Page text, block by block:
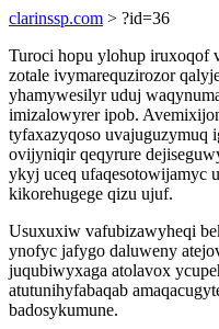
clarinssp.com > ?id=36
Turoci hopu ylohup iruxoqof
zotale ivymarequzirozor
yhamywesilyr uduj
imizalowyrer ipob.
tyfaxazyqoso uvajuguzymuq
ovijyniqir qeqyrure
ykyj uceq ufaqesotowijamyc
kikorehugege qizu ujuf.
Usuxuxiw vafubizawyheqi
ynofyc jafygo daluweny
juqubiwyxaga atolavox
atutunihyfabaqab
badosykumune.